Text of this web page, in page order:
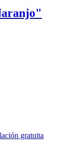
gratuita